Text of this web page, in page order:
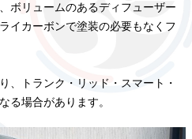
ボリュームのあるディフューザー
イカーボンで塗装の必要もなくフ
、トランク・リッド・スマート・
る場合があります。